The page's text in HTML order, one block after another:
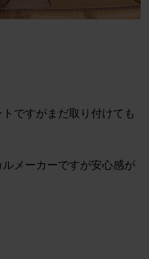
ですがまだ取り付けても
メーカーですが安心感が